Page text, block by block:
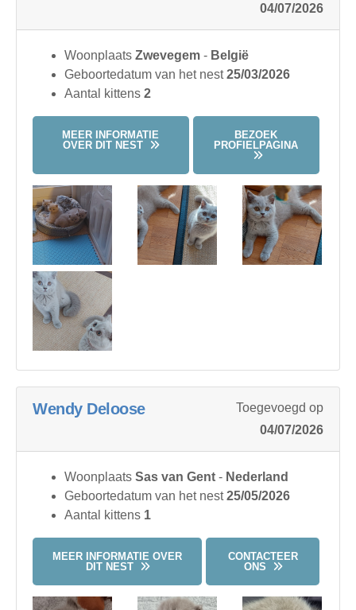
04/07/2026
Woonplaats Zwevegem - België
Geboortedatum van het nest25/03/2026
Aantal kittens 2
MEER INFORMATIE
OVER DIT NEST
BEZOEK
PROFIELPAGINA
Wendy Deloose
Toegevoegd op
04/07/2026
Woonplaats Sas van Gent - Nederland
Geboortedatum van het nest25/05/2026
Aantal kittens 1
MEER INFORMATIE OVER
DIT NEST
CONTACTEER
ONS